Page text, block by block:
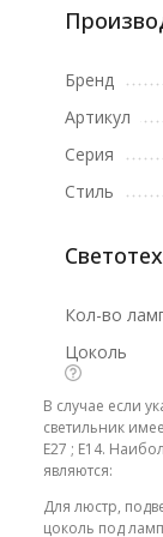
Бренд
Артикул
Серия
Стиль
Кол-во
Цоколь
В случае если
светильник
E27 ; E14.
являются:
Для люстр,
цоколь под